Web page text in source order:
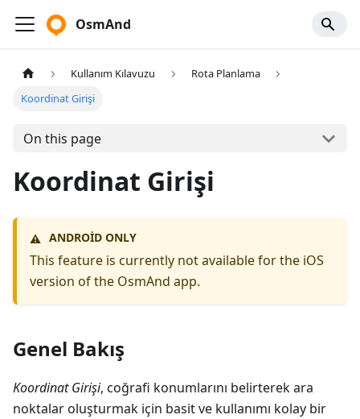
OsmAnd
Kullanım Kılavuzu
Rota Planlama
Koordinat Girişi
On this page
Koordinat Girişi
⚠️ ANDROID ONLY
This feature is currently not available for the iOS
version of the OsmAnd app.
Genel Bakış
Koordinat Girişi, coğrafi konumlarını belirterek ara
noktalar oluşturmak için basit ve kullanımı kolay bir